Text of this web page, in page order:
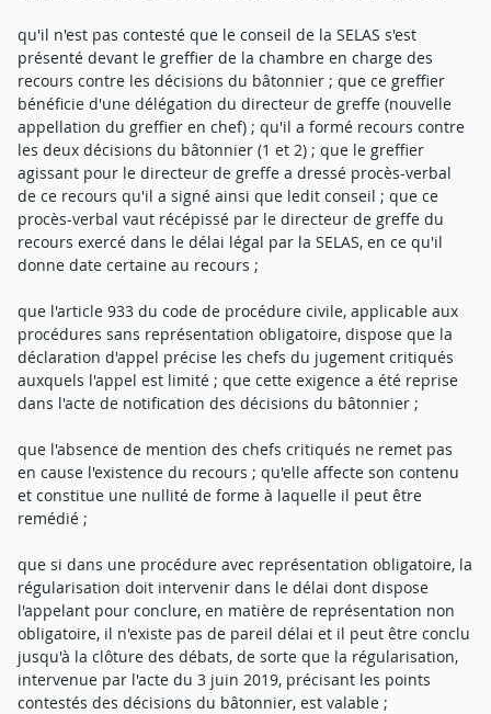
qu'il n'est pas contesté que le conseil de la SELAS s'est
présenté devant le greffier de la chambre en charge des
recours contre les décisions du bâtonnier ; que ce greffier
bénéficie d'une délégation du directeur de greffe (nouvelle
appellation du greffier en chef) ; qu'il a formé recours contre
les deux décisions du bâtonnier (1 et 2) ; que le greffier
agissant pour le directeur de greffe a dressé procès-verbal
de ce recours qu'il a signé ainsi que ledit conseil ; que ce
procès-verbal vaut récépissé par le directeur de greffe du
recours exercé dans le délai légal par la SELAS, en ce qu'il
donne date certaine au recours ;
que l'article 933 du code de procédure civile, applicable aux
procédures sans représentation obligatoire, dispose que la
déclaration d'appel précise les chefs du jugement critiqués
auxquels l'appel est limité ; que cette exigence a été reprise
dans l'acte de notification des décisions du bâtonnier ;
que l'absence de mention des chefs critiqués ne remet pas
en cause l'existence du recours ; qu'elle affecte son contenu
et constitue une nullité de forme à laquelle il peut être
remédié ;
que si dans une procédure avec représentation obligatoire, la
régularisation doit intervenir dans le délai dont dispose
l'appelant pour conclure, en matière de représentation non
obligatoire, il n'existe pas de pareil délai et il peut être conclu
jusqu'à la clôture des débats, de sorte que la régularisation,
intervenue par l'acte du 3 juin 2019, précisant les points
contestés des décisions du bâtonnier, est valable ;